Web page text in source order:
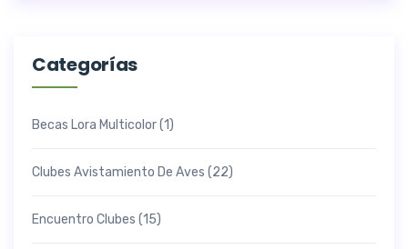
Categorías
Becas Lora Multicolor(1)
Clubes Avistamiento De Aves (22)
Encuentro Clubes (15)